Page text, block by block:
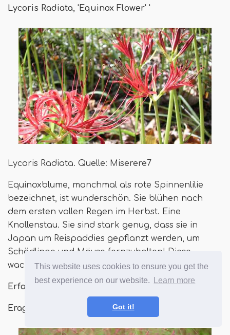
This website uses cookies to ensure you get the
best experience on our website.
Learn more
Got it!
Lycoris Radiata, 'Equinox Flower' '
Lycoris Radiata. Quelle: Miserere7
Equinoxblume, manchmal als rote Spinnenlilie
bezeichnet, ist wunderschön. Sie blühen nach
dem ersten vollen Regen im Herbst. Eine
Knollenstau. Sie sind stark genug, dass sie in
Japan um Reispaddies gepflanzt werden, um
Schädlinge und Mäuse fernzuhalten! Diese
wachsen in Zonen 6-10.
Erfahren Sie mehr: Equinox Blumenpflege
Eragrostis spectabilis, 'Purple Lovegrass'